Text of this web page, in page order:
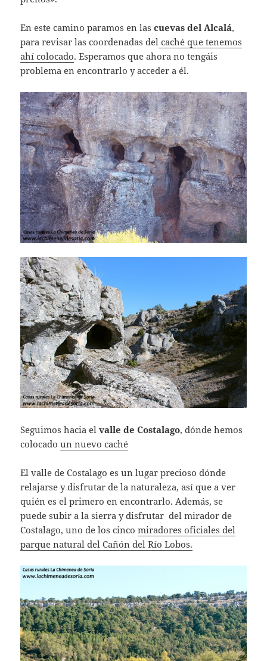
En este camino paramos en lascuevas del Alcalá,
para revisar las coordenadas del caché que tenemos
ahí colocado. Esperamos que ahora no tengáis
problema en encontrarlo y acceder a él.
Seguimos hacia elvalle de Costalago, dónde hemos
colocadoun nuevo caché
El valle de Costalago es un lugar precioso dónde
relajarse y disfrutar de la naturaleza, así que a ver
quién es el primero en encontrarlo. Además, se
puede subir a la sierra y disfrutar del mirador de
Costalago, uno de los cincomiradores oficiales del
parque natural del Cañón del Río Lobos.